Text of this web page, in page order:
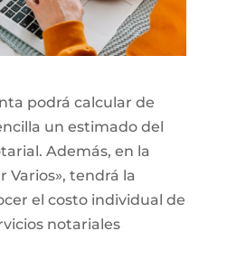
podrá calcular de
un estimado del
Además, en la
Varios», tendrá la
el costo individual de
notariales